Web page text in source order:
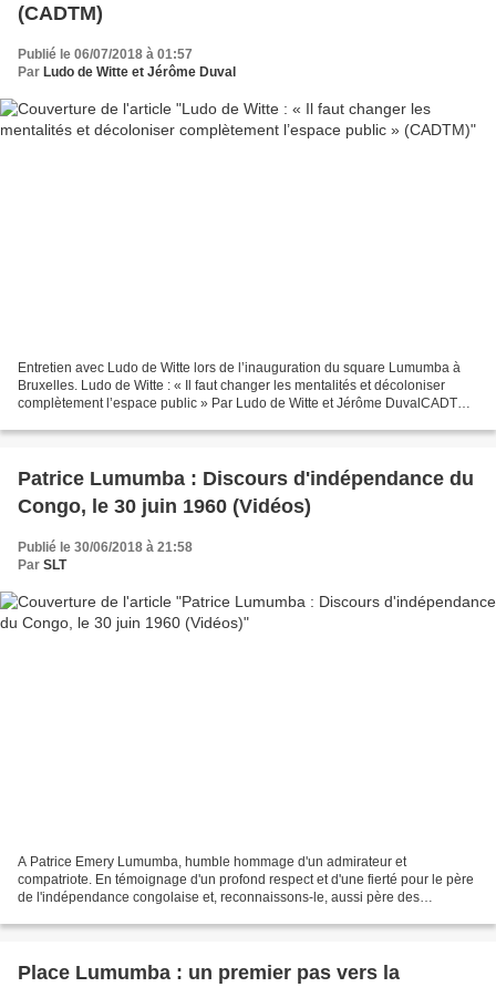
(CADTM)
Publié le 06/07/2018 à 01:57
Par Ludo de Witte et Jérôme Duval
Entretien avec Ludo de Witte lors de l’inauguration du square Lumumba à
Bruxelles. Ludo de Witte : « Il faut changer les mentalités et décoloniser
complètement l’espace public » Par Ludo de Witte et Jérôme DuvalCADTM
Patrice Lumumba : Discours d'indépendance du
Congo, le 30 juin 1960 (Vidéos)
Publié le 30/06/2018 à 21:58
Par SLT
A Patrice Emery Lumumba, humble hommage d'un admirateur et
compatriote. En témoignage d'un profond respect et d'une fierté pour le père
de l'indépendance congolaise et, reconnaissons-le, aussi père des
Place Lumumba : un premier pas vers la